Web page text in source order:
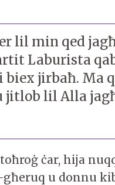
lil min qed
Laburista
jirbaħ. Ma
jitlob lil Alla
ċar, hija
u donnu